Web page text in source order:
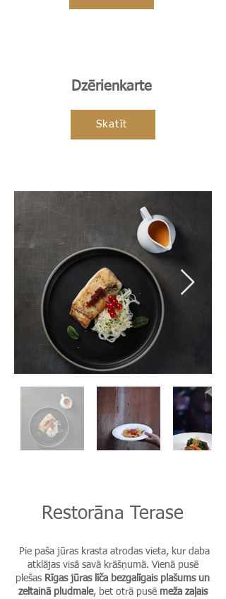
Skatīt
Dzērienkarte
Restorāna Terase
Pie paša jūras krasta atrodas vieta, kur daba
atklājas visā savā krāšņumā. Vienā pusē
plešas Rīgas jūras līča bezgalīgais plašums un
zeltainā pludmale, bet otrā pusē meža zaļais